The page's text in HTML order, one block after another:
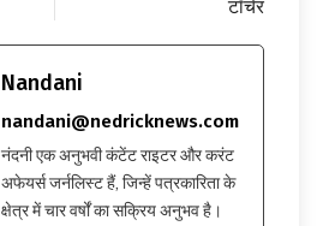
टॉर्चर
Nandani
nandani@nedricknews.com
नंदनी एक अनुभवी कंटेंट राइटर और करंट
अफेयर्स जर्नलिस्ट हैं, जिन्हें पत्रकारिता के
क्षेत्र में चार वर्षों का सक्रिय अनुभव है।